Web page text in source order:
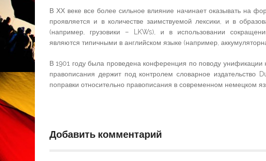
В ХХ веке все более сильное влияние начинает оказывать на
проявляется и в количестве заимствуемой лексики, и в
(например, грузовики – LKWs), и в использовании
являются типичными в английском языке (например,
В 1901 году была проведена конференция по поводу
правописания держит под контролем словарное издательство
поправки относительно правописания в современном немецком
Добавить комментарий